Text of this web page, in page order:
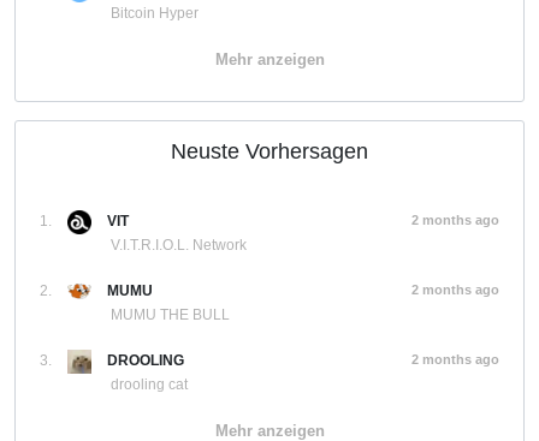
Bitcoin Hyper
Mehr anzeigen
Neuste Vorhersagen
1.
VIT
V.I.T.R.I.O.L. Network
2 months ago
2.
MUMU
MUMU THE BULL
2 months ago
3.
DROOLING
drooling cat
2 months ago
Mehr anzeigen